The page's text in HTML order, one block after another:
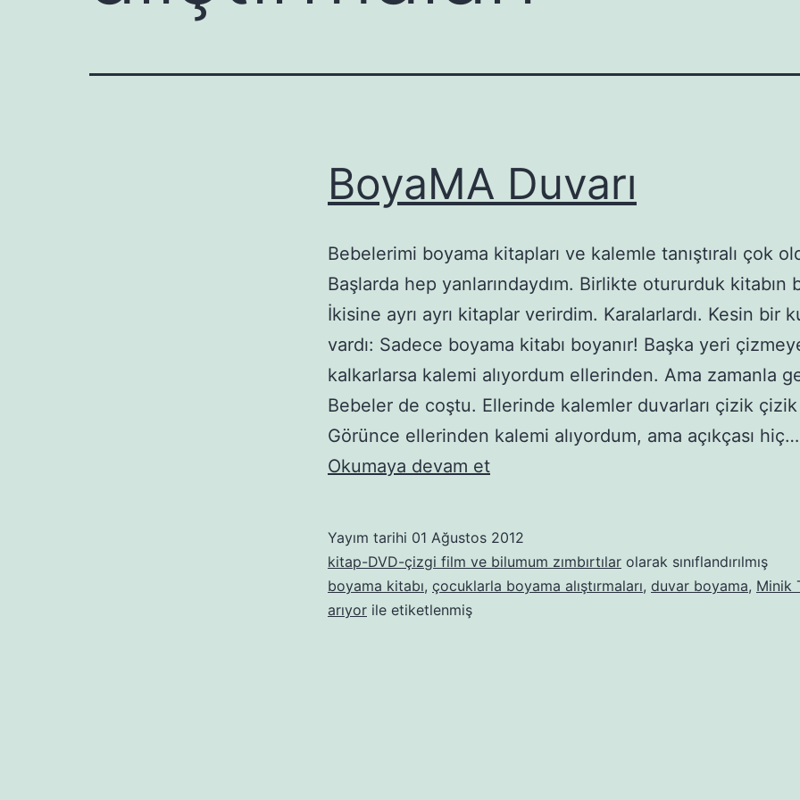
BoyaMA Duvarı
Bebelerimi boyama kitapları ve kalemle tanıştıralı çok
Başlarda hep yanlarındaydım. Birlikte otururduk kitabın
İkisine ayrı ayrı kitaplar verirdim. Karalarlardı. Kesin bir
vardı: Sadece boyama kitabı boyanır! Başka yeri
kalkarlarsa kalemi alıyordum ellerinden. Ama zamanla
Bebeler de coştu. Ellerinde kalemler duvarları çizik
Görünce ellerinden kalemi alıyordum, ama açıkçası hiç…
Okumaya devam etBoyaMA
Yayım tarihi 01 Ağustos 2012
kitap-DVD-çizgi film ve bilumum zımbırtılar olarak sınıflandırılmış
boyama kitabı, çocuklarla boyama alıştırmaları, duvar boyama, Minik
arıyor ile etiketlenmiş